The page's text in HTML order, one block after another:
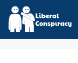
Skip
content